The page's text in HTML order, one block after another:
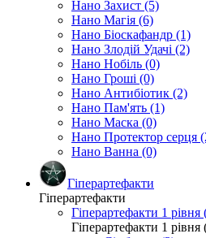
Нано Захист (5)
Нано Магія (6)
Нано Біоскафандр (1)
Нано Злодій Удачі (2)
Нано Нобіль (0)
Нано Гроші (0)
Нано Антибіотик (2)
Нано Пам'ять (1)
Нано Маска (0)
Нано Протектор серця
Нано Ванна (0)
Гіперартефакти
Гіперартефакти
Гіперартефакти 1 рівня
Гіперартефакти 1 рівня